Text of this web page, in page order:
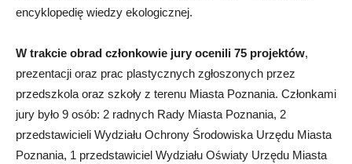
encyklopedię wiedzy ekologicznej.
W trakcie obrad członkowie jury ocenili 75 projektów,
prezentacji oraz prac plastycznych zgłoszonych przez
przedszkola oraz szkoły z terenu Miasta Poznania. Członkami
jury było 9 osób: 2 radnych Rady Miasta Poznania, 2
przedstawicieli Wydziału Ochrony Środowiska Urzędu Miasta
Poznania, 1 przedstawiciel Wydziału Oświaty Urzędu Miasta